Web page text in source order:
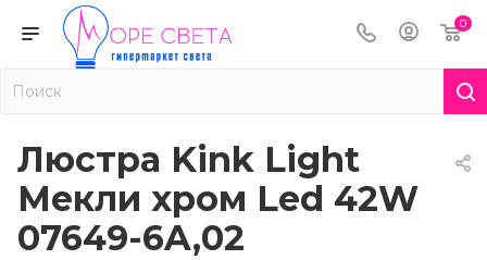
0
Люстра Kink Light
Мекли хром Led 42W
07649-6A,02